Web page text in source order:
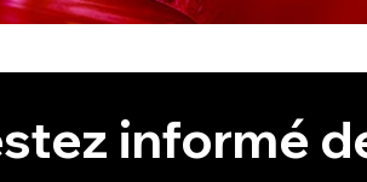
informé